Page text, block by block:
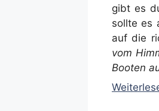
gibt es
sollte es
auf die
vom
Booten